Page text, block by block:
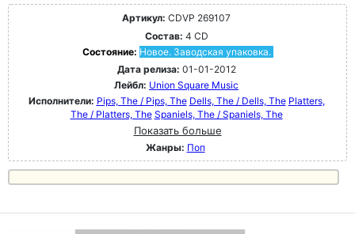
Артикул: CDVP 269107
Состав: 4 CD
Состояние: Новое. Заводская упаковка.
Дата релиза: 01-01-2012
Лейбл: Union Square Music
Исполнители: Pips, The / Pips, The Dells, The / Dells, The Platters,
The / Platters, The Spaniels, The / Spaniels, The
Показать больше
Жанры: Поп